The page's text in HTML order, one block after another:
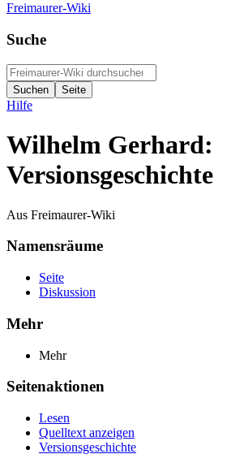
Freimaurer-Wiki
Suche
Hilfe
Wilhelm Gerhard:
Versionsgeschichte
Aus Freimaurer-Wiki
Namensräume
Seite
Diskussion
Mehr
Mehr
Seitenaktionen
Lesen
Quelltext anzeigen
Versionsgeschichte